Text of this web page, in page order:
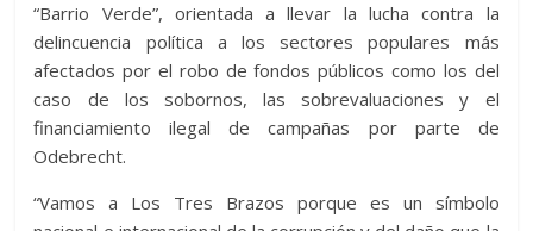
“Barrio Verde”, orientada a llevar la lucha contra la
delincuencia política a los sectores populares más
afectados por el robo de fondos públicos como los del
caso de los sobornos, las sobrevaluaciones y el
financiamiento ilegal de campañas por parte de
Odebrecht.
“Vamos a Los Tres Brazos porque es un símbolo